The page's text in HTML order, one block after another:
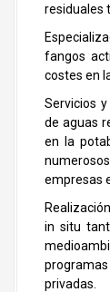
residuales
fangos
costes en
Servicios
de aguas
en la
empresas
in situ
privadas.